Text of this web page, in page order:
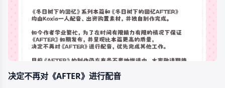
决定不再对《AFTER》进行配音